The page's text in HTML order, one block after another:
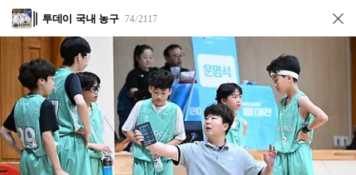
투데이 국내 농구 74/2117